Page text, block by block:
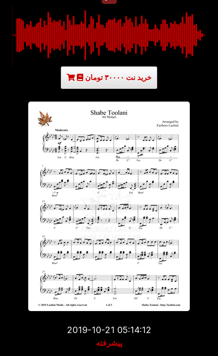
خرید نت ۳۰۰۰۰ تومان
2019-10-21 05:14:12
پیشرفته